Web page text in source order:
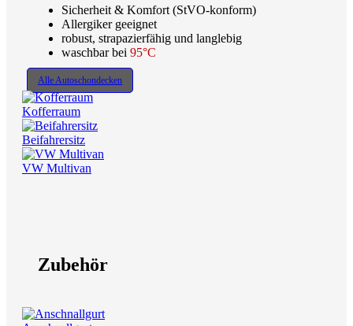
Sicherheit & Komfort (StVO-konform)
Allergiker geeignet
robust, strapazierfähig und langlebig
waschbar bei 95°C
Alle Autoschondecken
Kofferraum
Beifahrersitz
VW Multivan
Zubehör